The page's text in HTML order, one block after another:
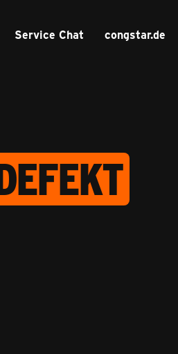
Service Chat congstar.de